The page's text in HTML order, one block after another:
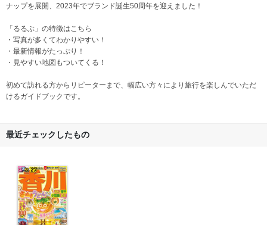
ナップを展開、2023年でブランド誕生50周年を迎えました！
「るるぶ」の特徴はこちら
・写真が多くてわかりやすい！
・最新情報がたっぷり！
・見やすい地図もついてくる！
初めて訪れる方からリピーターまで、幅広い方々により旅行を楽しんでいただ
けるガイドブックです。
最近チェックしたもの